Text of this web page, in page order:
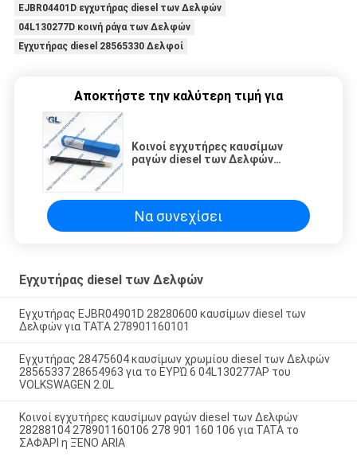
EJBR04401D εγχυτήρας diesel των Δελφών
04L130277D κοινή ράγα των Δελφών
Εγχυτήρας diesel 28565330 Δελφοί
Αποκτήστε την καλύτερη τιμή για
Κοινοί εγχυτήρες καυσίμων
ραγών diesel των Δελφών
ΞΈΝΟ ARIA
Να συνεχίσει
Εγχυτήρας diesel των Δελφών
Εγχυτήρας EJBR04901D 28280600 καυσίμων diesel των
Δελφών για TATA 278901160101
Εγχυτήρας 28475604 καυσίμων χρωμίου diesel των Δελφών
28565337 28654963 για το ΕΥΡΏ 6 04L130277AP του
VOLKSWAGEN 2.0L
Κοινοί εγχυτήρες καυσίμων ραγών diesel των Δελφών
28288104 278901160106 278 901 160 106 για TATA το
ΣΑΦΆΡΙ η ΞΈΝΟ ARIA